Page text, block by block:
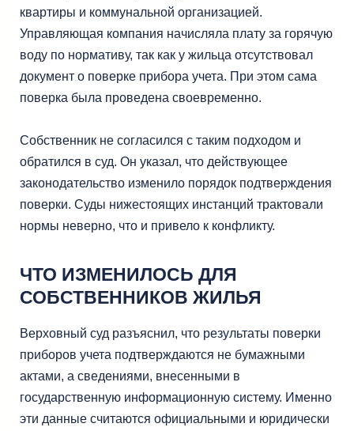
квартиры и коммунальной организацией.
Управляющая компания начисляла плату за горячую
воду по нормативу, так как у жильца отсутствовал
документ о поверке прибора учета. При этом сама
поверка была проведена своевременно.
Собственник не согласился с таким подходом и
обратился в суд. Он указал, что действующее
законодательство изменило порядок подтверждения
поверки. Суды нижестоящих инстанций трактовали
нормы неверно, что и привело к конфликту.
ЧТО ИЗМЕНИЛОСЬ ДЛЯ
СОБСТВЕННИКОВ ЖИЛЬЯ
Верховный суд разъяснил, что результаты поверки
приборов учета подтверждаются не бумажными
актами, а сведениями, внесенными в
государственную информационную систему. Именно
эти данные считаются официальными и юридически